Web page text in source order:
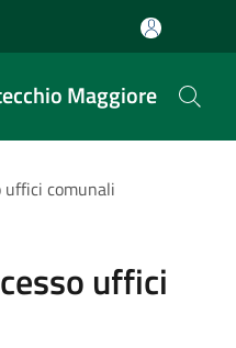
Maggiore
uffici comunali
uffici